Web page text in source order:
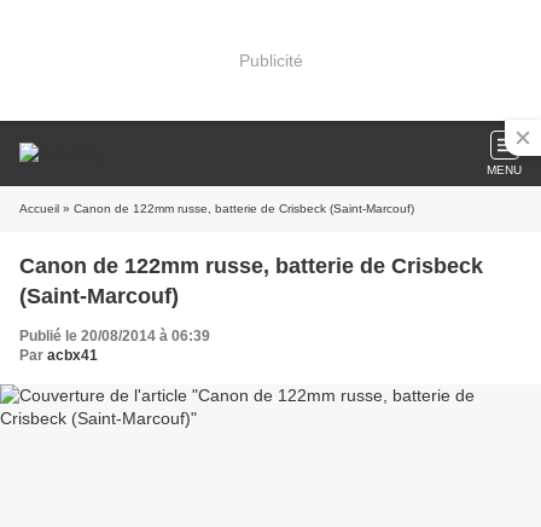
Publicité
MENU
Accueil » Canon de 122mm russe, batterie de Crisbeck (Saint-Marcouf)
Canon de 122mm russe, batterie de Crisbeck
(Saint-Marcouf)
Publié le 20/08/2014 à 06:39
Par acbx41